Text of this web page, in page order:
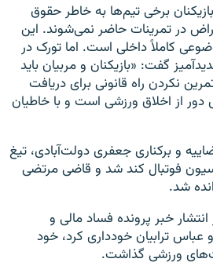
برخی تیم‌ها به خاطر حقوق
در تمرینات حاضر نمی‌شوند. این
کاملاً داخلی است. اما تورک در
گفت: «بازیکنان و مربیان باید
نکردن راه قانونی برای دریافت
از اخلاق ورزشی است و با خاطیان
و برکناری جعفری دولت‌آبادی، تیغ
فوتبال کند شد و قاضی مرتضی
شد.
خبر پرونده فساد مالی و
ترابیان خودداری کرد، خود
ورزشی گذاشت.